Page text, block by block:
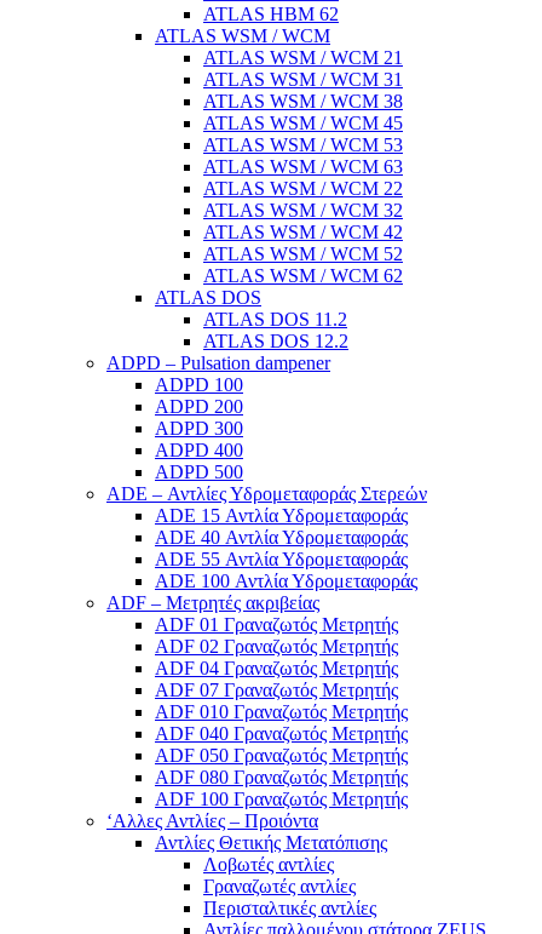
ATLAS HBM 62
ATLAS WSM / WCM
ATLAS WSM / WCM 21
ATLAS WSM / WCM 31
ATLAS WSM / WCM 38
ATLAS WSM / WCM 45
ATLAS WSM / WCM 53
ATLAS WSM / WCM 63
ATLAS WSM / WCM 22
ATLAS WSM / WCM 32
ATLAS WSM / WCM 42
ATLAS WSM / WCM 52
ATLAS WSM / WCM 62
ATLAS DOS
ATLAS DOS 11.2
ATLAS DOS 12.2
ADPD – Pulsation dampener
ADPD 100
ADPD 200
ADPD 300
ADPD 400
ADPD 500
ADE – Αντλίες Υδρομεταφοράς Στερεών
ADE 15 Αντλία Υδρομεταφοράς
ADE 40 Αντλία Υδρομεταφοράς
ADE 55 Αντλία Υδρομεταφοράς
ADE 100 Αντλία Υδρομεταφοράς
ADF – Μετρητές ακριβείας
ADF 01 Γραναζωτός Μετρητής
ADF 02 Γραναζωτός Μετρητής
ADF 04 Γραναζωτός Μετρητής
ADF 07 Γραναζωτός Μετρητής
ADF 010 Γραναζωτός Μετρητής
ADF 040 Γραναζωτός Μετρητής
ADF 050 Γραναζωτός Μετρητής
ADF 080 Γραναζωτός Μετρητής
ADF 100 Γραναζωτός Μετρητής
‘Αλλες Αντλίες – Προιόντα
Αντλίες Θετικής Μετατόπισης
Λοβωτές αντλίες
Γραναζωτές αντλίες
Περισταλτικές αντλίες
Αντλίες παλλομένου στάτορα ZEUS